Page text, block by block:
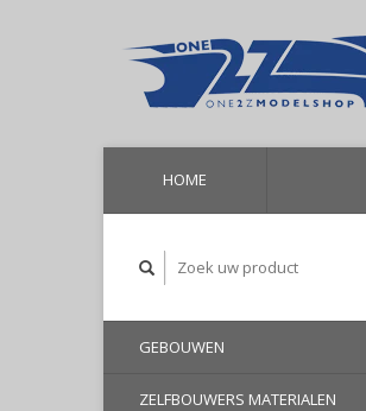
HOME
GEBOUWEN
ZELFBOUWERS MATERIALEN